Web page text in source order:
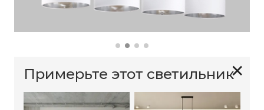
✕
Примерьте этот светильник